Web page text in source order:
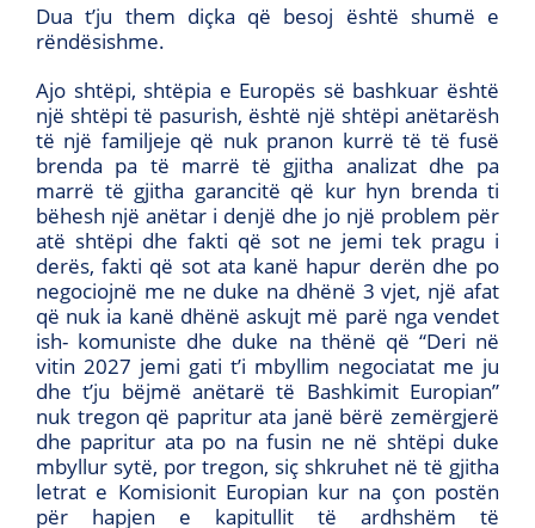
Dua t’ju them diçka që besoj është shumë e
rëndësishme.
Ajo shtëpi, shtëpia e Europës së bashkuar është
një shtëpi të pasurish, është një shtëpi anëtarësh
të një familjeje që nuk pranon kurrë të të fusë
brenda pa të marrë të gjitha analizat dhe pa
marrë të gjitha garancitë që kur hyn brenda ti
bëhesh një anëtar i denjë dhe jo një problem për
atë shtëpi dhe fakti që sot ne jemi tek pragu i
derës, fakti që sot ata kanë hapur derën dhe po
negociojnë me ne duke na dhënë 3 vjet, një afat
që nuk ia kanë dhënë askujt më parë nga vendet
ish- komuniste dhe duke na thënë që “Deri në
vitin 2027 jemi gati t’i mbyllim negociatat me ju
dhe t’ju bëjmë anëtarë të Bashkimit Europian”
nuk tregon që papritur ata janë bërë zemërgjerë
dhe papritur ata po na fusin ne në shtëpi duke
mbyllur sytë, por tregon, siç shkruhet në të gjitha
letrat e Komisionit Europian kur na çon postën
për hapjen e kapitullit të ardhshëm të